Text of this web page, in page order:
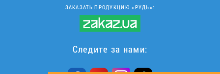
ЗАКАЗАТЬ ПРОДУКЦИЮ «РУДЬ»:
Следите за нами: